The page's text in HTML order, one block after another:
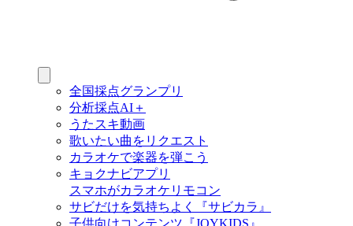
全国採点グランプリ
分析採点AI＋
うたスキ動画
歌いたい曲をリクエスト
カラオケで楽器を弾こう
キョクナビアプリ
スマホがカラオケリモコン
サビだけを気持ちよく『サビカラ』
子供向けコンテンツ『JOYKIDS』